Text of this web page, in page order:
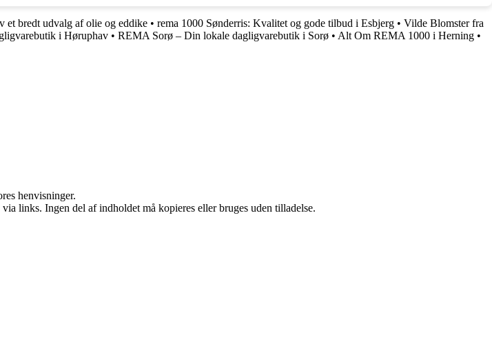
et bredt udvalg af olie og eddike • rema 1000 Sønderris: Kvalitet og gode tilbud i Esbjerg • Vilde Blomster fra
i Høruphav • REMA Sorø – Din lokale dagligvarebutik i Sorø • Alt Om REMA 1000 i Herning •
henvisninger.
links. Ingen del af indholdet må kopieres eller bruges uden tilladelse.